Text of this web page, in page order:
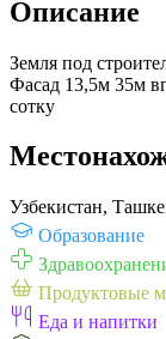
Описание
Земля под
Фасад 13,5м 35м
сотку
Узбекистан,
Образование
Продуктовые
Еда и напитки